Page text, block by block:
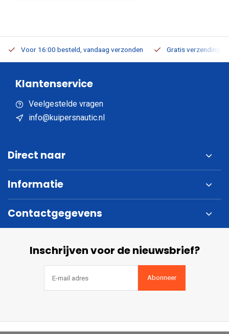
Voor 16:00 besteld, vandaag verzonden Gratis verzending
Klantenservice
Veelgestelde vragen
info@kuipersnautic.nl
Direct naar
Informatie
Contactgegevens
Inschrijven voor de nieuwsbrief?
Abonneer